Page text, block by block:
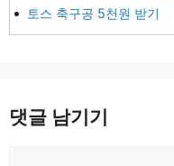
토스 축구공 5천원 받기
댓글 남기기